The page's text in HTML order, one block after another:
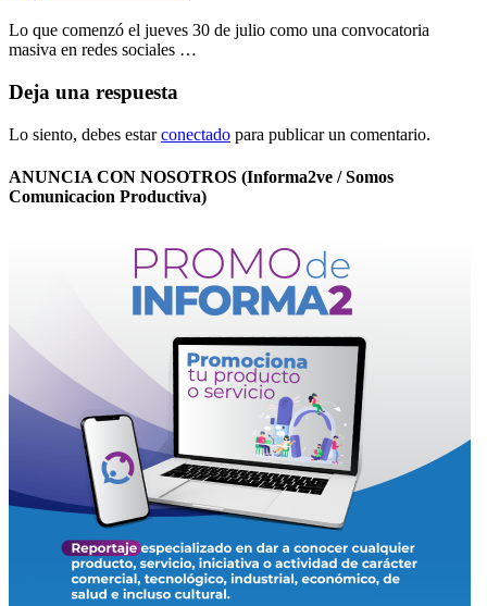
Lo que comenzó el jueves 30 de julio como una convocatoria
masiva en redes sociales …
Deja una respuesta
Lo siento, debes estarconectado para publicar un comentario.
ANUNCIA CON NOSOTROS (Informa2ve / Somos
Comunicacion Productiva)